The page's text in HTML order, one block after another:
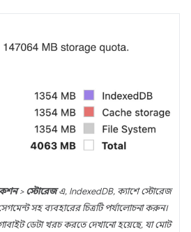
>স্টোরেজএ, IndexedDB, ক্যাশে স্টোরেজ
সহ ব্যবহারের চিত্রটি পর্যালোচনা করুন।
ডেটা খরচ করতে দেখানো হয়েছে, যা মোট